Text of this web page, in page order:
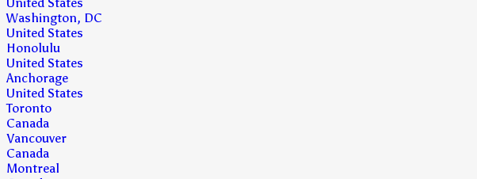
Washington, DC
United States
Honolulu
United States
Anchorage
United States
Toronto
Canada
Vancouver
Canada
Montreal